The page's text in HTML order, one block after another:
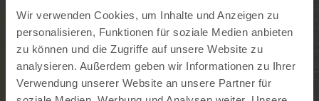
Wir verwenden Cookies, um Inhalte und Anzeigen zu
personalisieren, Funktionen für soziale Medien anbieten
zu können und die Zugriffe auf unsere Website zu
analysieren. Außerdem geben wir Informationen zu Ihrer
Verwendung unserer Website an unsere Partner für